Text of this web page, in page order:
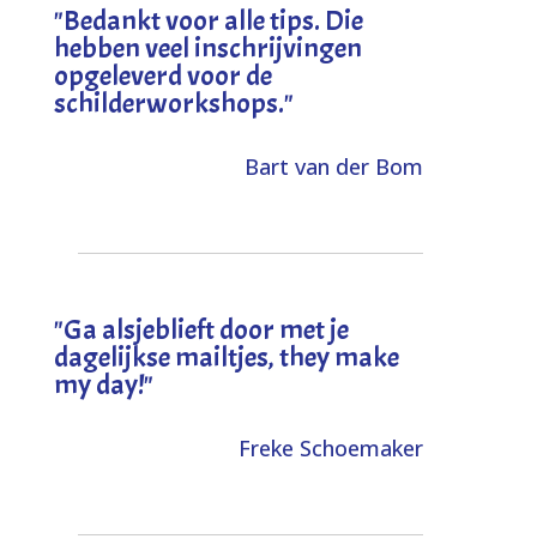
"Bedankt voor alle tips. Die
hebben veel inschrijvingen
opgeleverd voor de
schilderworkshops."
Bart van der Bom
"Ga alsjeblieft door met je
dagelijkse mailtjes, they make
my day!"
Freke Schoemaker